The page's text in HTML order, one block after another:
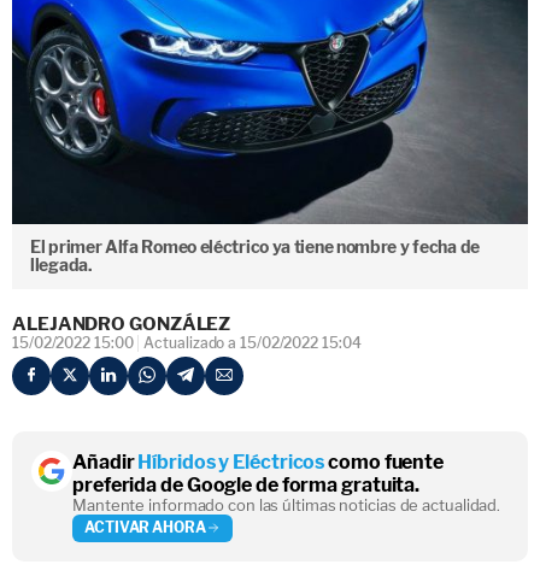
El primer Alfa Romeo eléctrico ya tiene nombre y fecha de
llegada.
ALEJANDRO GONZÁLEZ
15/02/2022 15:00 Actualizado a 15/02/2022 15:04
AñadirHíbridos y Eléctricoscomo fuente
preferida de Google de forma gratuita.
Mantente informado con las últimas noticias de actualidad.
ACTIVAR AHORA